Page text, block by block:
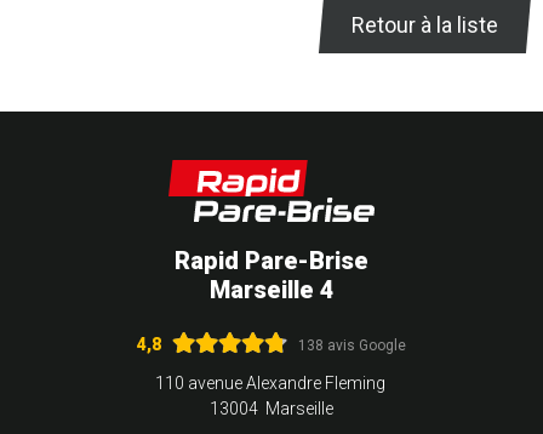
Retour à la liste
Rapid Pare-Brise
Marseille 4
4,8 138 avis Google
110 avenue Alexandre Fleming
13004 Marseille